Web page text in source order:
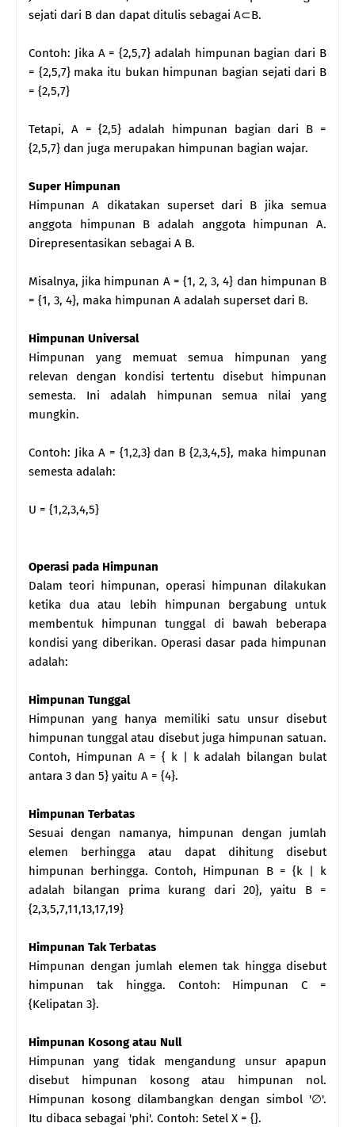
sejati dari B dan dapat ditulis sebagai A⊂B.
Contoh: Jika A = {2,5,7} adalah himpunan bagian dari B
= {2,5,7} maka itu bukan himpunan bagian sejati dari B
= {2,5,7}
Tetapi, A = {2,5} adalah himpunan bagian dari B =
{2,5,7} dan juga merupakan himpunan bagian wajar.
Super Himpunan
Himpunan A dikatakan superset dari B jika semua
anggota himpunan B adalah anggota himpunan A.
Direpresentasikan sebagai A B.
Misalnya, jika himpunan A = {1, 2, 3, 4} dan himpunan B
= {1, 3, 4}, maka himpunan A adalah superset dari B.
Himpunan Universal
Himpunan yang memuat semua himpunan yang
relevan dengan kondisi tertentu disebut himpunan
semesta. Ini adalah himpunan semua nilai yang
mungkin.
Contoh: Jika A = {1,2,3} dan B {2,3,4,5}, maka himpunan
semesta adalah:
U = {1,2,3,4,5}
Operasi pada Himpunan
Dalam teori himpunan, operasi himpunan dilakukan
ketika dua atau lebih himpunan bergabung untuk
membentuk himpunan tunggal di bawah beberapa
kondisi yang diberikan. Operasi dasar pada himpunan
adalah:
Himpunan Tunggal
Himpunan yang hanya memiliki satu unsur disebut
himpunan tunggal atau disebut juga himpunan satuan.
Contoh, Himpunan A = { k | k adalah bilangan bulat
antara 3 dan 5} yaitu A = {4}.
Himpunan Terbatas
Sesuai dengan namanya, himpunan dengan jumlah
elemen berhingga atau dapat dihitung disebut
himpunan berhingga. Contoh, Himpunan B = {k | k
adalah bilangan prima kurang dari 20}, yaitu B =
{2,3,5,7,11,13,17,19}
Himpunan Tak Terbatas
Himpunan dengan jumlah elemen tak hingga disebut
himpunan tak hingga. Contoh: Himpunan C =
{Kelipatan 3}.
Himpunan Kosong atau Null
Himpunan yang tidak mengandung unsur apapun
disebut himpunan kosong atau himpunan nol.
Himpunan kosong dilambangkan dengan simbol '∅'.
Itu dibaca sebagai 'phi'. Contoh: Setel X = {}.